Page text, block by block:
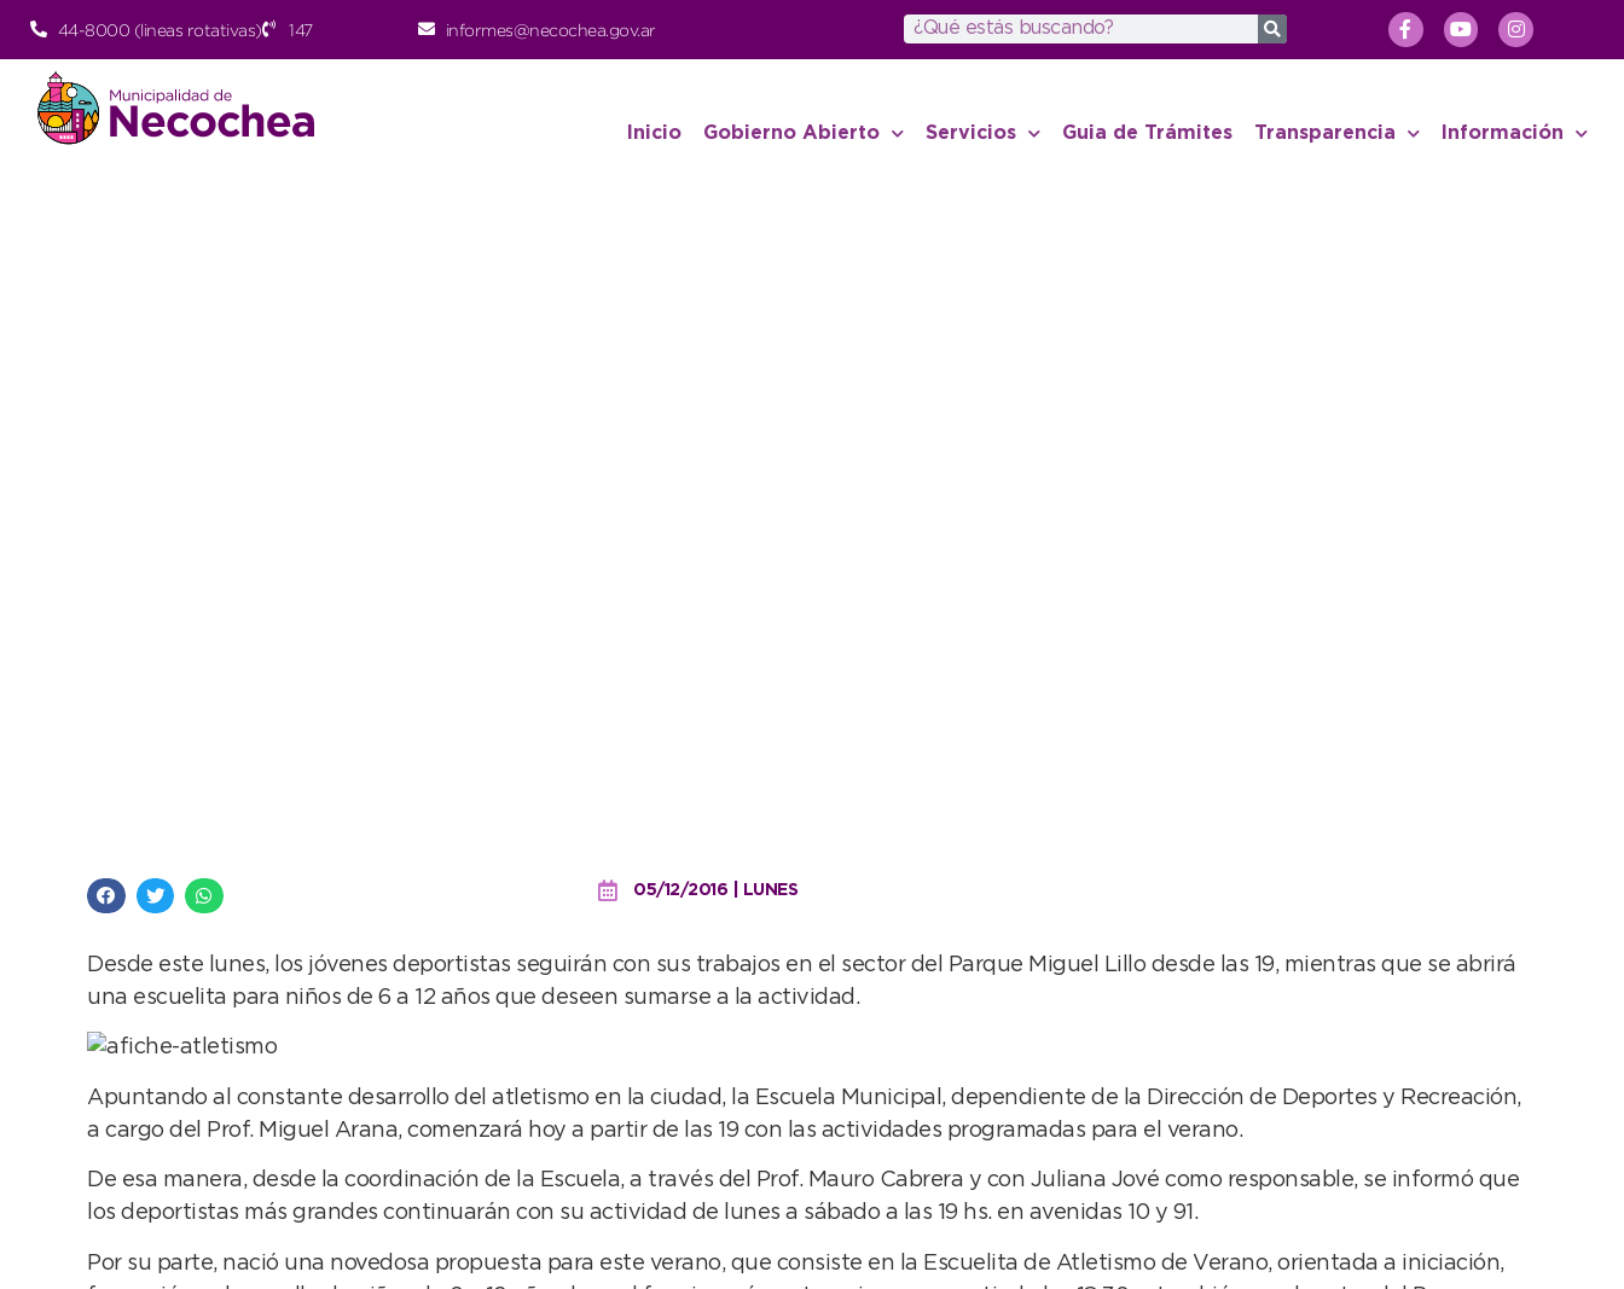
44-8000 (lineas rotativas) 147 informes@necochea.gov.ar
Inicio Gobierno Abierto Servicios Guia de Trámites Transparencia Información
05/12/2016 | LUNES
Desde este lunes, los jóvenes deportistas seguirán con sus trabajos en el sector del Parque Miguel Lillo desde las 19, mientras que se abrirá
una escuelita para niños de 6 a 12 años que deseen sumarse a la actividad.
Apuntando al constante desarrollo del atletismo en la ciudad, la Escuela Municipal, dependiente de la Dirección de Deportes y Recreación,
a cargo del Prof. Miguel Arana, comenzará hoy a partir de las 19 con las actividades programadas para el verano.
De esa manera, desde la coordinación de la Escuela, a través del Prof. Mauro Cabrera y con Juliana Jové como responsable, se informó que
los deportistas más grandes continuarán con su actividad de lunes a sábado a las 19 hs. en avenidas 10 y 91.
Por su parte, nació una novedosa propuesta para este verano, que consiste en la Escuelita de Atletismo de Verano, orientada a iniciación,